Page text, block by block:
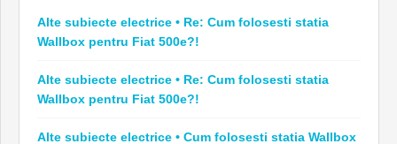
Alte subiecte electrice • Re: Cum folosesti statia
Wallbox pentru Fiat 500e?!
Alte subiecte electrice • Re: Cum folosesti statia
Wallbox pentru Fiat 500e?!
Alte subiecte electrice • Cum folosesti statia Wallbox